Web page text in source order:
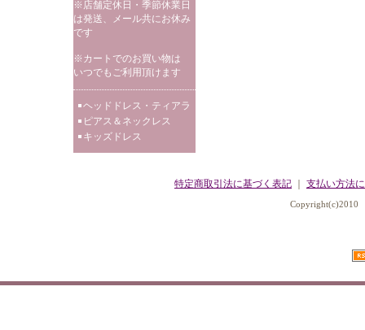
※店舗定休日・季節休業日
は発送、メール共にお休み
です
※カートでのお買い物は
いつでもご利用頂けます
ヘッドドレス・ティアラ
ピアス＆ネックレス
キッズドレス
特定商取引法に基づく表記 支払い方法
Copyright(c)2010